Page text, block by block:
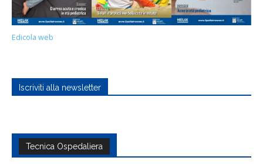
Edicola web
Iscriviti alla newsletter
Tecnica Ospedaliera